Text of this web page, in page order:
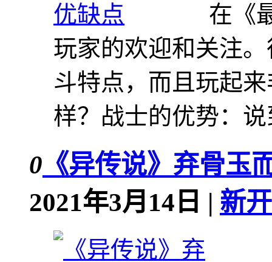
在《
玩家的欢迎和关注
斗特点，而且玩起
样？战士的优势：
0 《异传说》弃骨玉
2021年3月14日 | 新